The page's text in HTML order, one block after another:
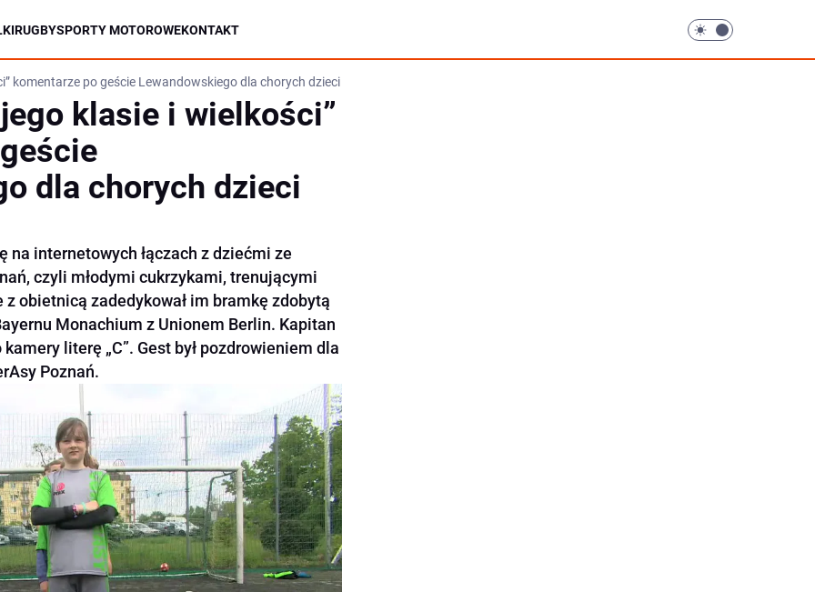
RUGBYSPORTY MOTOROWEKONTAKT
komentarze po geście Lewandowskiego dla chorych dzieci z Poznania
klasie i wielkości”
dla chorych dzieci
na internetowych łączach z dziećmi ze
czyli młodymi cukrzykami, trenującymi
obietnicą zadedykował im bramkę zdobytą
Monachium z Unionem Berlin. Kapitan
literę „C”. Gest był pozdrowieniem dla
Poznań.